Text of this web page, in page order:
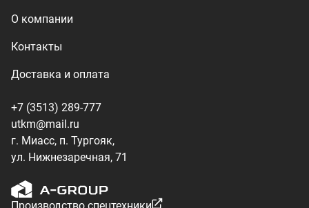
ООО «УралТехКом», 2026
Разработка — ALGUS